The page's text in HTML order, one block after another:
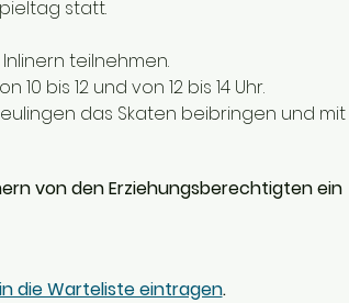
statt.
teilnehmen.
bis 12 und von 12 bis 14 Uhr.
das Skaten beibringen und mit
von den Erziehungsberechtigten ein
in die Warteliste eintragen.